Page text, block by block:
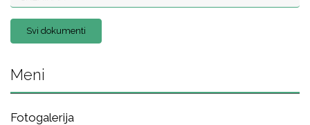
Svi dokumenti
Meni
Fotogalerija